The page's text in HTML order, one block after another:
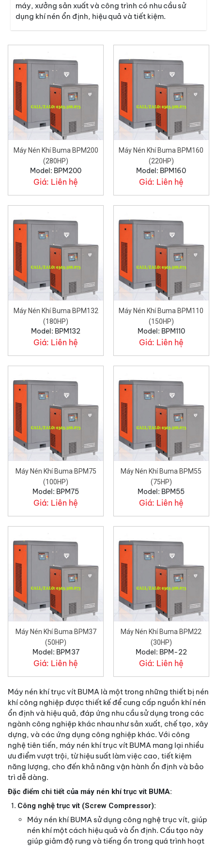
máy, xưởng sản xuất và công trình có nhu cầu sử
dụng khí nén ổn định, hiệu quả và tiết kiệm.
Máy Nén Khí Buma BPM200
(280HP)
Model: BPM200
Giá: Liên hệ
Máy Nén Khí Buma BPM160
(220HP)
Model: BPM160
Giá: Liên hệ
Máy Nén Khí Buma BPM132
(180HP)
Model: BPM132
Giá: Liên hệ
Máy Nén Khí Buma BPM110
(150HP)
Model: BPM110
Giá: Liên hệ
Máy Nén Khí Buma BPM75
(100HP)
Model: BPM75
Giá: Liên hệ
Máy Nén Khí Buma BPM55
(75HP)
Model: BPM55
Giá: Liên hệ
Máy Nén Khí Buma BPM37
(50HP)
Model: BPM37
Giá: Liên hệ
Máy Nén Khí Buma BPM22
(30HP)
Model: BPM-22
Giá: Liên hệ
Máy nén khí trục vít BUMA là một trong những thiết bị nén
khí công nghiệp được thiết kế để cung cấp nguồn khí nén
ổn định và hiệu quả, đáp ứng nhu cầu sử dụng trong các
ngành công nghiệp khác nhau như sản xuất, chế tạo, xây
dựng, và các ứng dụng công nghiệp khác. Với công
nghệ tiên tiến, máy nén khí trục vít BUMA mang lại nhiều
ưu điểm vượt trội, từ hiệu suất làm việc cao, tiết kiệm
năng lượng, cho đến khả năng vận hành ổn định và bảo
trì dễ dàng.
Đặc điểm chi tiết của máy nén khí trục vít BUMA:
Công nghệ trục vít (Screw Compressor):
Máy nén khí BUMA sử dụng công nghệ trục vít, giúp
nén khí một cách hiệu quả và ổn định. Cấu tạo này
giúp giảm độ rung và tiếng ồn trong quá trình hoạt